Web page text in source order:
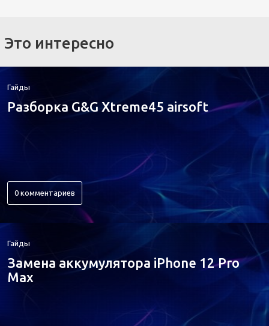
Это интересно
Гайды
Разборка G&G Xtreme45 airsoft
0 комментариев
Гайды
Замена аккумулятора iPhone 12 Pro
Max